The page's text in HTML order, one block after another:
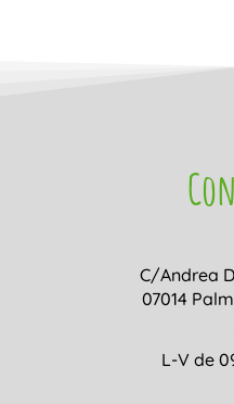
C/Andrea
07014
L-V de